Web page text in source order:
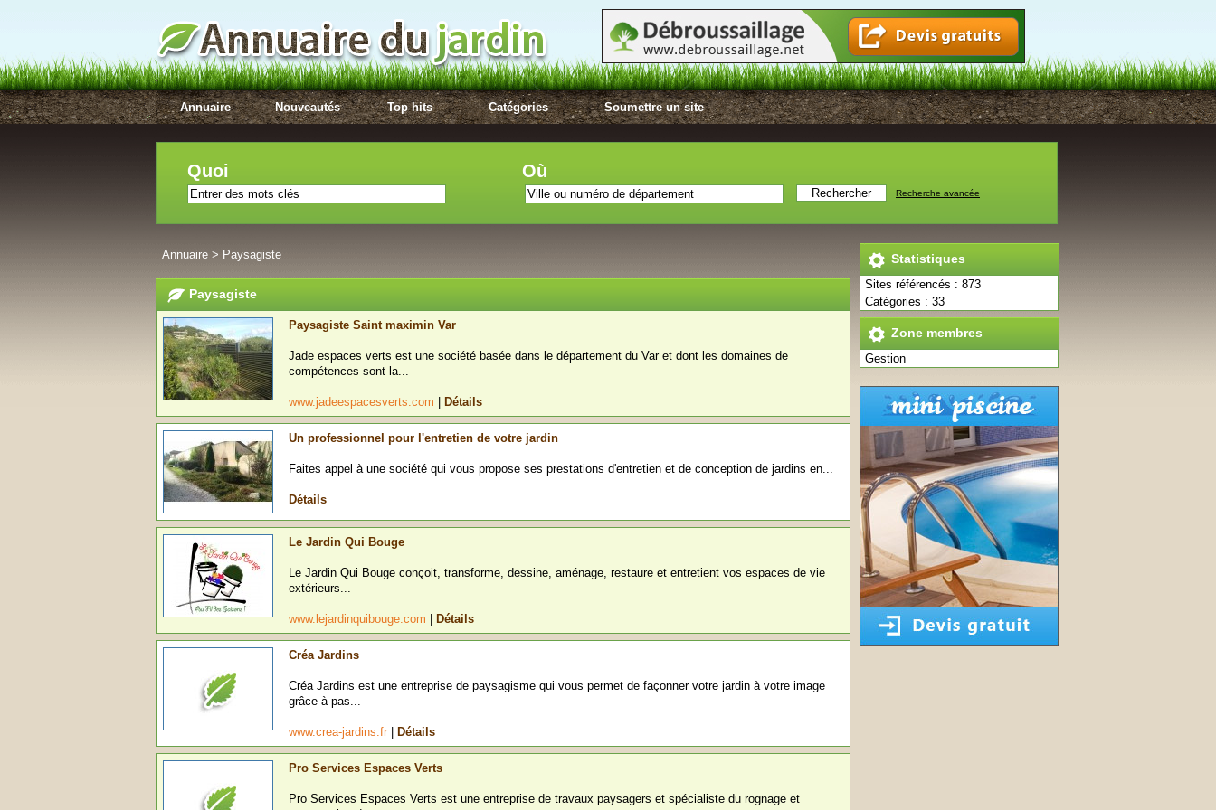
Annuaire Nouveautés Top hits Catégories Soumettre un site
Quoi Où
Recherche avancée
Statistiques
Sites référencés : 873
Catégories : 33
Zone membres
Gestion
Annuaire > Paysagiste
Paysagiste
Paysagiste Saint maximin Var
Jade espaces verts est une société basée dans le département du Var et dont les domaines de
compétences sont la...
www.jadeespacesverts.com Détails
Un professionnel pour l'entretien de votre jardin
Faites appel à une société qui vous propose ses prestations d'entretien et de conception de jardins en...
Détails
Le Jardin Qui Bouge
Le Jardin Qui Bouge conçoit, transforme, dessine, aménage, restaure et entretient vos espaces de vie
extérieurs...
www.lejardinquibouge.com Détails
Créa Jardins
Créa Jardins est une entreprise de paysagisme qui vous permet de façonner votre jardin à votre image
grâce à pas...
www.crea-jardins.fr Détails
Pro Services Espaces Verts
Pro Services Espaces Verts est une entreprise de travaux paysagers et spécialiste du rognage et